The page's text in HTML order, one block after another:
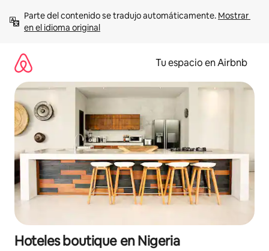
contenido
Parte del contenido se tradujo automáticamente. Mostrar
en el idioma original
Tu espacio en Airbnb
Hoteles boutique en Nigeria